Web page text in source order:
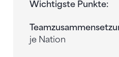
Wichtigste Punkte:
je Nation